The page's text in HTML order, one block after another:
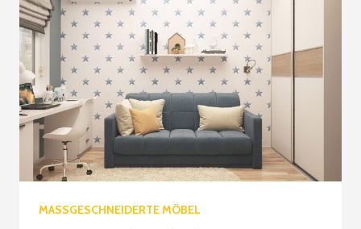
MASSGESCHNEIDERTE MÖBEL